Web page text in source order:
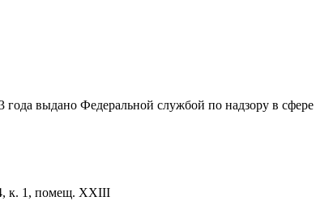
выдано Федеральной службой по надзору в
к. 1, помещ. XXIII